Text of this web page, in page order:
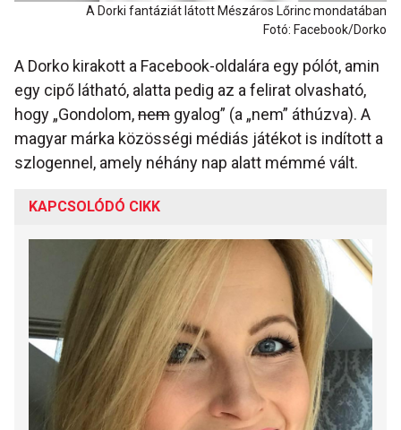
A Dorki fantáziát látott Mészáros Lőrinc mondatában
Fotó: Facebook/Dorko
A Dorko kirakott a Facebook-oldalára egy pólót, amin
egy cipő látható, alatta pedig az a felirat olvasható,
hogy „Gondolom,nem gyalog” (a „nem” áthúzva). A
magyar márka közösségi médiás játékot is indított a
szlogennel, amely néhány nap alatt mémmé vált.
KAPCSOLÓDÓ CIKK